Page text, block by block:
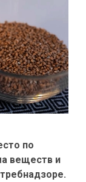
по
веществ и